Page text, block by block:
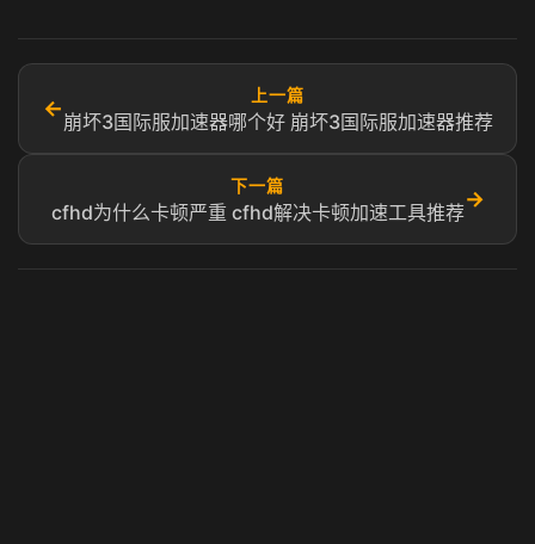
←
上一篇
崩坏3国际服加速器哪个好 崩坏3国际服加速器推荐
下一篇
cfhd为什么卡顿严重 cfhd解决卡顿加速工具推荐
→